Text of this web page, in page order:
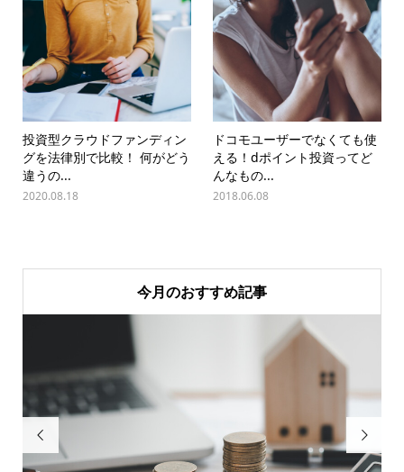
投資型クラウドファンディン
グを法律別で比較！ 何がどう
違うの...
2020.08.18
ドコモユーザーでなくても使
える！dポイント投資ってど
んなもの...
2018.06.08
今月のおすすめ記事
 